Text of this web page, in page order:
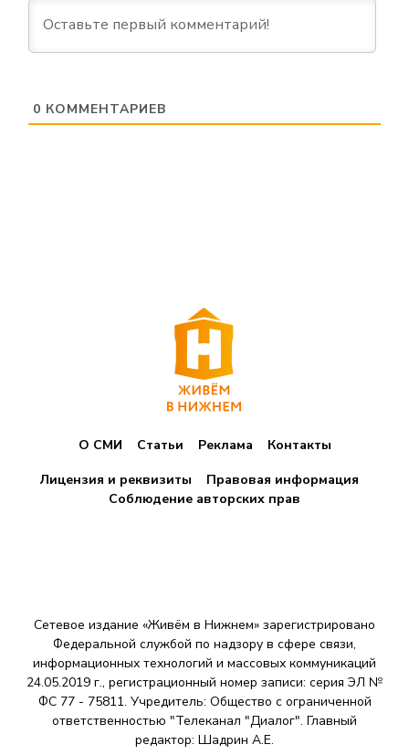
0 КОММЕНТАРИЕВ
О СМИ Статьи Реклама
Контакты
Лицензия и реквизиты
Правовая информация
Соблюдение авторских прав
Сетевое издание «Живём в Нижнем» зарегистрировано
Федеральной службой по надзору в сфере связи,
информационных технологий и массовых коммуникаций
24.05.2019 г., регистрационный номер записи: серия ЭЛ №
ФС 77 - 75811. Учредитель: Общество с ограниченной
ответственностью "Телеканал "Диалог". Главный
редактор: Шадрин A.E.